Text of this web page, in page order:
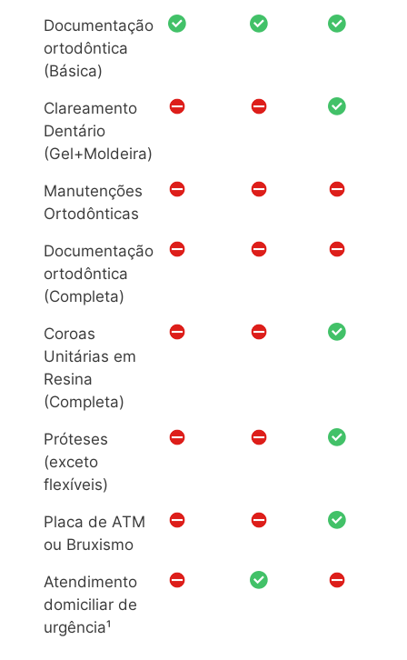
Documentação
ortodôntica
(Básica)
Clareamento
Dentário
(Gel+Moldeira)
Manutenções
Ortodônticas
Documentação
ortodôntica
(Completa)
Coroas
Unitárias em
Resina
(Completa)
Próteses
(exceto
flexíveis)
Placa de ATM
ou Bruxismo
Atendimento
domiciliar de
urgência¹